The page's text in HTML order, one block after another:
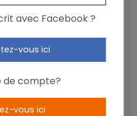
avec Facebook ?
vous ici
de compte?
vous ici